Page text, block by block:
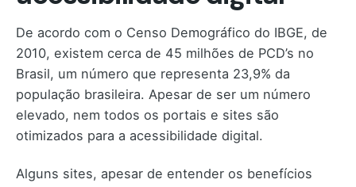
De acordo com o Censo Demográfico do IBGE, de
2010, existem cerca de 45 milhões de PCD’s no
Brasil, um número que representa 23,9% da
população brasileira. Apesar de ser um número
elevado, nem todos os portais e sites são
otimizados para a acessibilidade digital.
Alguns sites, apesar de entender os benefícios